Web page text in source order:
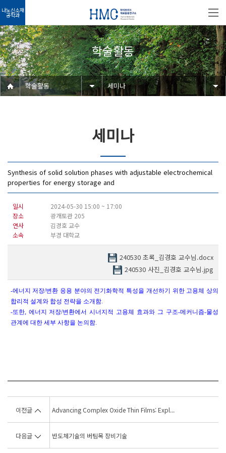
나노신소재
공학과
학술활동
학술활동 세미나
세미나
Synthesis of solid solution phases with adjustable electrochemical
properties for energy storage and
일시
2024-05-30 15:00 ~ 17:00
장소
광개토관 205
연사
김경호 교수
소속
부경 대학교
240530 초록_김경호 교수님.docx
240530 사진_김경호 교수님.jpg
-에너지 저장/변환 응용 분야의 전기화학적 특성을 개선하기 위한 고용체 상의
합리적 설계와 합성 전략을 소개함.
-또한, 에너지 저장/변환에서 시너지적 고용체 효과와 그 구조-메커니즘-물성
관계에 대한 세부 사항을 논의함.
이전글 Advancing Complex Oxide Thin Films: Expl...
다음글 반도체기술의 버팀목 장비기술